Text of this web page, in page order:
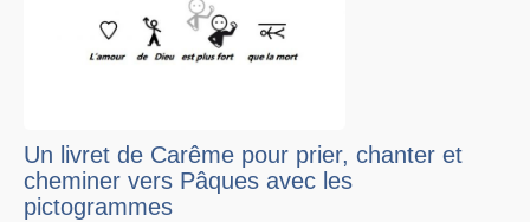
Un livret de Carême pour prier, chanter et
cheminer vers Pâques avec les
pictogrammes